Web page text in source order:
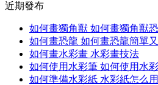
近期發布
如何畫獨角獸 如何畫獨角獸
如何畫恐龍 如何畫恐龍簡單
如何畫水彩畫 水彩畫技法
如何使用水彩筆 如何使用水
如何準備水彩紙 水彩紙怎么用